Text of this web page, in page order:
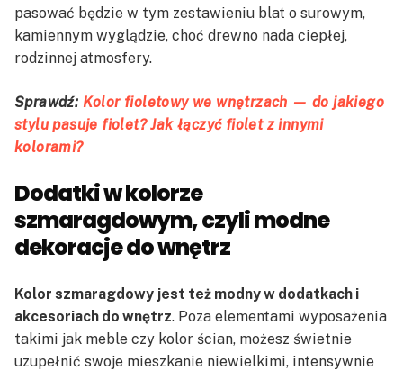
pasować będzie w tym zestawieniu blat o surowym,
kamiennym wyglądzie, choć drewno nada ciepłej,
rodzinnej atmosfery.
Sprawdź: Kolor fioletowy we wnętrzach — do jakiego
stylu pasuje fiolet? Jak łączyć fiolet z innymi
kolorami?
Dodatki w kolorze
szmaragdowym, czyli modne
dekoracje do wnętrz
Kolor szmaragdowy jest też modny w dodatkach i
akcesoriach do wnętrz. Poza elementami wyposażenia
takimi jak meble czy kolor ścian, możesz świetnie
uzupełnić swoje mieszkanie niewielkimi, intensywnie